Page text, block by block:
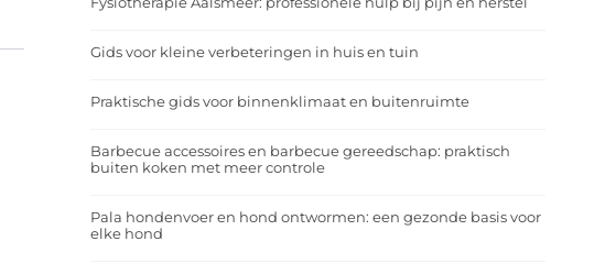
Gids voor kleine verbeteringen in huis en tuin
Praktische gids voor binnenklimaat en buitenruimte
Barbecue accessoires en barbecue gereedschap: praktisch
buiten koken met meer controle
Pala hondenvoer en hond ontwormen: een gezonde basis voor
elke hond